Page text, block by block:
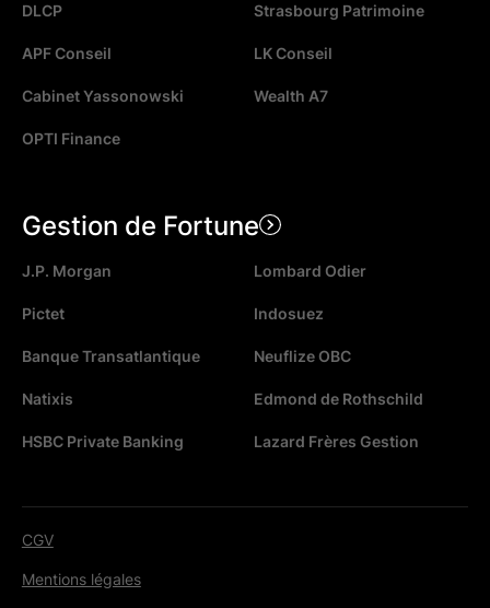
DLCP Strasbourg Patrimoine
APF Conseil LK Conseil
Cabinet Yassonowski Wealth A7
OPTI Finance
Gestion de Fortune
J.P. Morgan Lombard Odier
Pictet Indosuez
Banque Transatlantique Neuflize OBC
Natixis Edmond de Rothschild
HSBC Private Banking Lazard Frères Gestion
CGV
Mentions légales